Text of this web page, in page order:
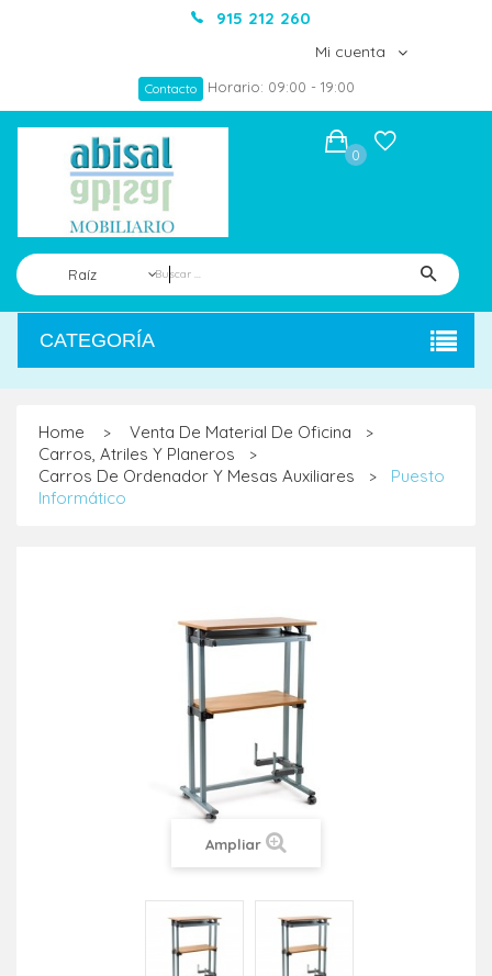
915 212 260
Mi cuenta
Contacto Horario: 09:00 - 19:00
Raíz
0
CATEGORÍA
Home > Venta De Material De Oficina >
Carros, Atriles Y Planeros >
Carros De Ordenador Y Mesas Auxiliares >
Puesto
Informático
Ampliar